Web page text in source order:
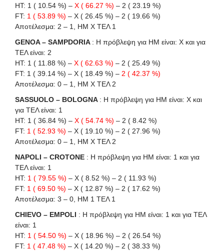
HT: 1 ( 10.54 %) – X ( 66.27 %) – 2 ( 23.19 %)
FT: 1 ( 53.89 %) – X ( 26.45 %) – 2 ( 19.66 %)
Αποτέλεσμα: 2 – 1, ΗΜ Χ ΤΕΛ 1
GENOA – SAMPDORIA : Η πρόβλεψη για HΜ είναι: X και για
ΤΕΛ είναι: 2
HT: 1 ( 11.88 %) – X ( 62.63 %) – 2 ( 25.49 %)
FT: 1 ( 39.14 %) – X ( 18.49 %) – 2 ( 42.37 %)
Αποτέλεσμα: 0 – 1, ΗΜ Χ ΤΕΛ 2
SASSUOLO – BOLOGNA : Η πρόβλεψη για HΜ είναι: X και
για ΤΕΛ είναι: 1
HT: 1 ( 36.84 %) – X ( 54.74 %) – 2 ( 8.42 %)
FT: 1 ( 52.93 %) – X ( 19.10 %) – 2 ( 27.96 %)
Αποτέλεσμα: 0 – 1, ΗΜ Χ ΤΕΛ 2
NAPOLI – CROTONE : Η πρόβλεψη για HΜ είναι: 1 και για
ΤΕΛ είναι: 1
HT: 1 ( 79.55 %) – X ( 8.52 %) – 2 ( 11.93 %)
FT: 1 ( 69.50 %) – X ( 12.87 %) – 2 ( 17.62 %)
Αποτέλεσμα: 3 – 0, ΗΜ 1 ΤΕΛ 1
CHIEVO – EMPOLI : Η πρόβλεψη για HΜ είναι: 1 και για ΤΕΛ
είναι: 1
HT: 1 ( 54.50 %) – X ( 18.96 %) – 2 ( 26.54 %)
FT: 1 ( 47.48 %) – X ( 14.20 %) – 2 ( 38.33 %)